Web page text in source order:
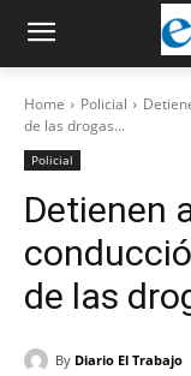
Home Policial
de las drogas...
Policial
Detienen
de las
By Diario El Trabajo